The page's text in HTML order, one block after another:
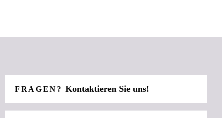
FRAGEN?Kontaktieren Sie uns!